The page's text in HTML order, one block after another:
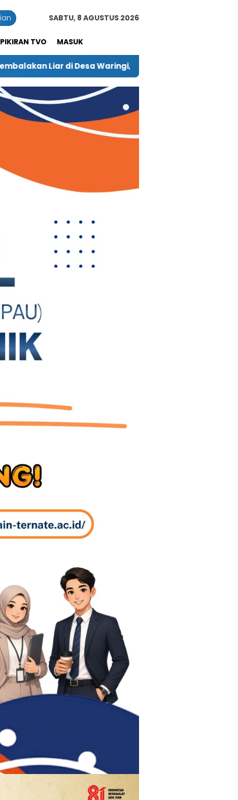
SABTU, 8 AGUSTUS 2026
PIKIRAN TVO MASUK
Warga Harap Pelaku Diberi Hukuman Berat